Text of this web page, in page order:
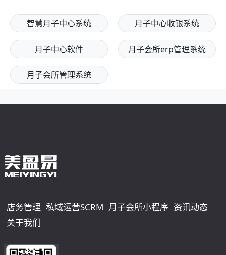
智慧月子中心系统 月子中心收银系统
月子中心软件 月子会所erp管理系统
月子会所管理系统
店务管理 私域运营SCRM 月子会所小程序 资讯动态
关于我们